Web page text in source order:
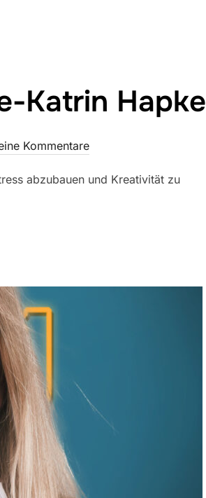
Katrin Hapke
Kommentare
abzubauen und Kreativität zu